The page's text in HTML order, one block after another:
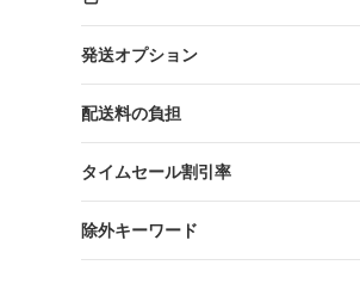
発送オプション
配送料の負担
タイムセール割引率
除外キーワード